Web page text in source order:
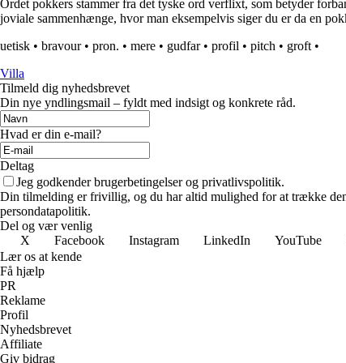
Ordet pokkers stammer fra det tyske ord verflixt, som betyder
joviale sammenhænge, hvor man eksempelvis siger du er da en
uetisk • bravour• pron. • mere • gudfar• profil • pitch • groft •
Villa
Tilmeld dig nyhedsbrevet
Din nye yndlingsmail – fyldt med indsigt og konkrete råd.
Hvad er din e-mail?
Deltag
Jeg godkender brugerbetingelser og privatlivspolitik.
Din tilmelding er frivillig, og du har altid mulighed for at trække
persondatapolitik.
Del og vær venlig
X
Facebook Instagram LinkedIn YouTube
Lær os at kende
Få hjælp
PR
Reklame
Profil
Nyhedsbrevet
Affiliate
Giv bidrag